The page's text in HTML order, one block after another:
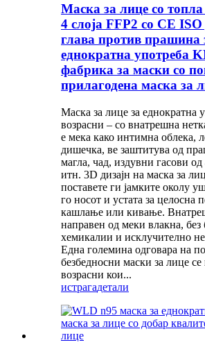
Маска за лице со
4 слоја FFP2 со CE ISO
глава против прашина
еднократна употреба
фабрика за маски со
прилагодена маска за
Маска за лице за еднократна
возрасни – со внатрешна
е мека како интимна облека,
дишечка, ве заштитува од
магла, чад, издувни гасови
итн. 3D дизајн на маска за
поставете ги јамките околу
го носот и устата за целосна
кашлање или кивање.
направен од меки влакна, без
хемикалии и исклучително
Една големина одговара на
безбедносни маски за лице се
возрасни кои...
истрагадетали